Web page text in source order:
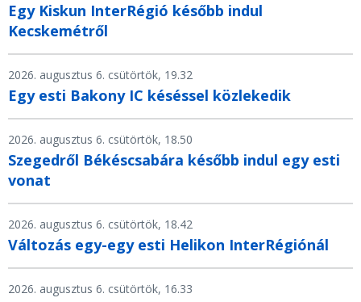
Egy Kiskun InterRégió később indul
Kecskemétről
2026. augusztus 6. csütörtök, 19.32
Egy esti Bakony IC késéssel közlekedik
2026. augusztus 6. csütörtök, 18.50
Szegedről Békéscsabára később indul egy esti
vonat
2026. augusztus 6. csütörtök, 18.42
Változás egy-egy esti Helikon InterRégiónál
2026. augusztus 6. csütörtök, 16.33